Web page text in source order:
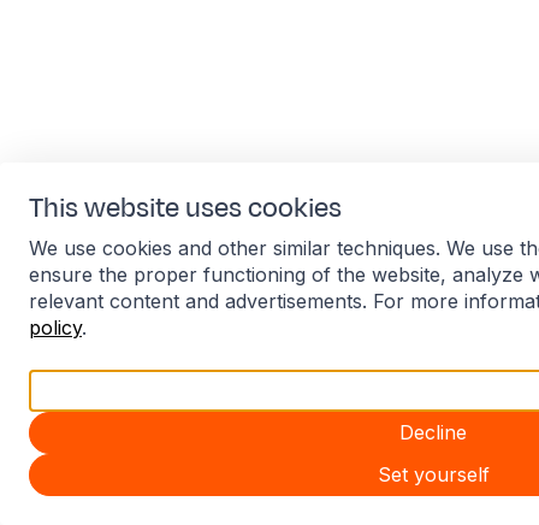
This website uses cookies
We use cookies and other similar techniques. We use
ensure the proper functioning of the website, analyze
relevant content and advertisements. For more
policy.
Decline
Set yourself